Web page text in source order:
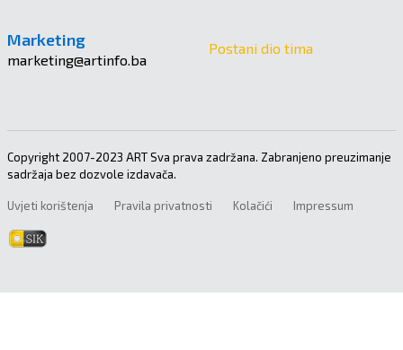
Marketing
marketing@artinfo.ba
Postani dio tima
Copyright 2007-2023 ART Sva prava zadržana. Zabranjeno preuzimanje
sadržaja bez dozvole izdavača.
Uvjeti korištenja Pravila privatnosti Kolačići Impressum